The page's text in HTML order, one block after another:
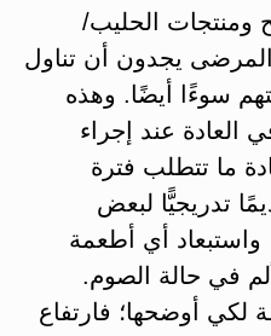
ومنتجات الحليب/
المرضى يجدون أن تناول
سوءًا أيضًا. وهذه
العادة عند إجراء
ما تتطلب فترة
تدريجيًّا لبعض
واستبعاد أي أطعمة
في حالة الصوم.
لكي أوضحها؛ فارتفاع